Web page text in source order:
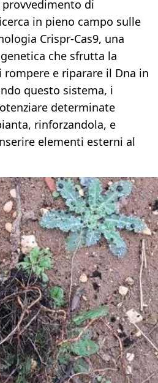
di
in pieno campo sulle
Crispr-Cas9, una
che sfrutta la
e riparare il Dna in
questo sistema, i
determinate
rinforzandola, e
elementi esterni al